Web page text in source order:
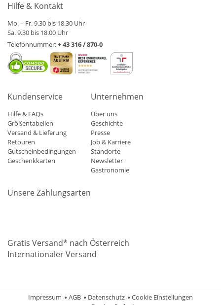
Hilfe & Kontakt
Mo. – Fr. 9.30 bis 18.30 Uhr
Sa. 9.30 bis 18.00 Uhr
Telefonnummer:+ 43 316 / 870-0
Kundenservice
Hilfe & FAQs
Größentabellen
Versand & Lieferung
Retouren
Gutscheinbedingungen
Geschenkkarten
Unternehmen
Über uns
Geschichte
Presse
Job & Karriere
Standorte
Newsletter
Gastronomie
Unsere Zahlungsarten
Gratis Versand* nach Österreich
Internationaler Versand
Impressum AGB Datenschutz
Cookie Einstellungen